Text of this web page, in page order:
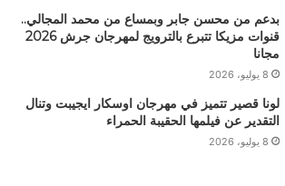
بدعم من محسن جابر وبمساع من محمد المجالي..
قنوات مزيكا تتبرع بالترويج لمهرجان جرش 2026
مجانا
8 يوليو، 2026
لونا قصير تتميز في مهرجان اوسكار ايجيبت وتنال
التقدير عن فيلمها الحقيبة الحمراء
8 يوليو، 2026